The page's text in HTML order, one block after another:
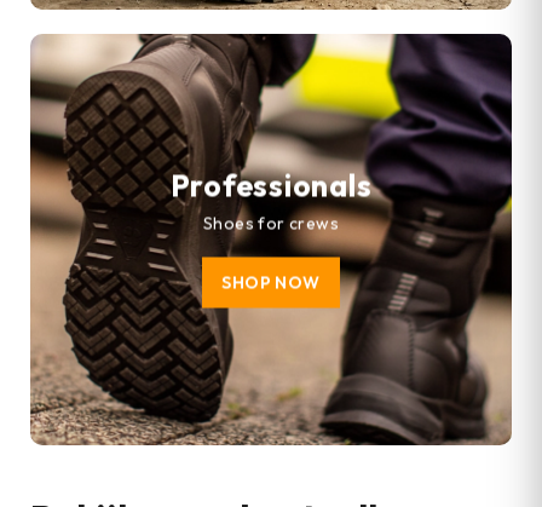
Professionals
Shoes for crews
SHOP NOW